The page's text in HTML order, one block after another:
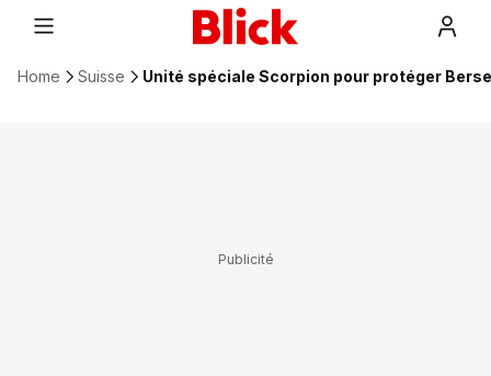
Home Suisse Unité spéciale Scorpion pour protéger